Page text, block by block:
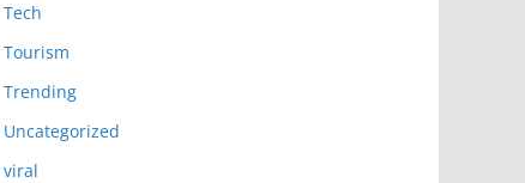
Tech
Tourism
Trending
Uncategorized
viral